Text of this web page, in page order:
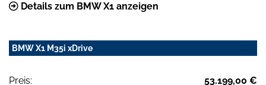
Details zum BMW X1 anzeigen
BMW X1 M35i xDrive
Preis:
53.199,00 €